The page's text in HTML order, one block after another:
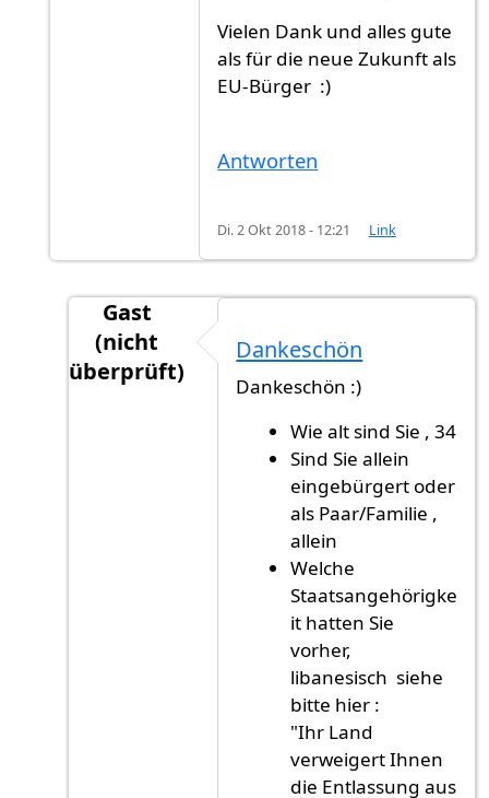
Vielen Dank und alles gute
als für die neue Zukunft als
EU-Bürger :)
Antworten
Di. 2 Okt 2018 - 12:21 Link
Gast
(nicht
überprüft)
Mein Glückwunsch! und einige…
Dankeschön
Dankeschön :)
Wie alt sind Sie , 34
Sind Sie allein
eingebürgert oder
als Paar/Familie ,
allein
Welche
Staatsangehörigke
it hatten Sie
vorher,
libanesisch siehe
bitte hier :
"Ihr Land
verweigert Ihnen
die Entlassung aus